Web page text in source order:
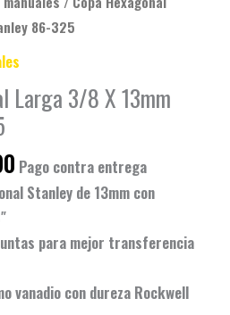
86-325
Larga 3/8 X 13mm
Pago contra entrega
Stanley de 13mm con
para mejor transferencia
vanadio con dureza Rockwell